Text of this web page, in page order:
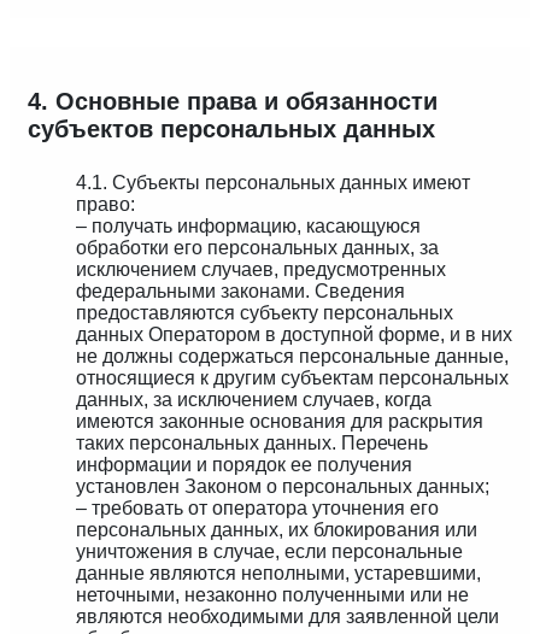
4. Основные права и обязанности
субъектов персональных данных
4.1. Субъекты персональных данных имеют
право:
– получать информацию, касающуюся
обработки его персональных данных, за
исключением случаев, предусмотренных
федеральными законами. Сведения
предоставляются субъекту персональных
данных Оператором в доступной форме, и в них
не должны содержаться персональные данные,
относящиеся к другим субъектам персональных
данных, за исключением случаев, когда
имеются законные основания для раскрытия
таких персональных данных. Перечень
информации и порядок ее получения
установлен Законом о персональных данных;
– требовать от оператора уточнения его
персональных данных, их блокирования или
уничтожения в случае, если персональные
данные являются неполными, устаревшими,
неточными, незаконно полученными или не
являются необходимыми для заявленной цели